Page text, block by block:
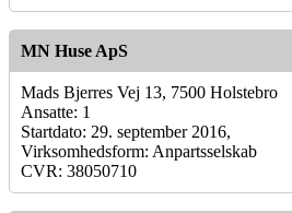
MN Huse ApS
Mads Bjerres Vej 13, 7500 Holstebro
Ansatte: 1
Startdato: 29. september 2016,
Virksomhedsform: Anpartsselskab
CVR: 38050710